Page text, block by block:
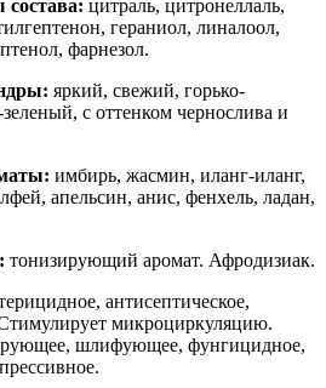
цитраль, цитронеллаль,
гераниол, линалоол,
фарнезол.
яркий, свежий, горько-
с оттенком чернослива и
имбирь, жасмин, иланг-иланг,
апельсин, анис, фенхель, ладан,
: тонизирующий аромат. Афродизиак.
антисептическое,
микроциркуляцию.
шлифующее, фунгицидное,